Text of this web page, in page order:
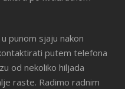
punom sjaju nakon
putem telefona
od nekoliko hiljada
raste. Radimo radnim